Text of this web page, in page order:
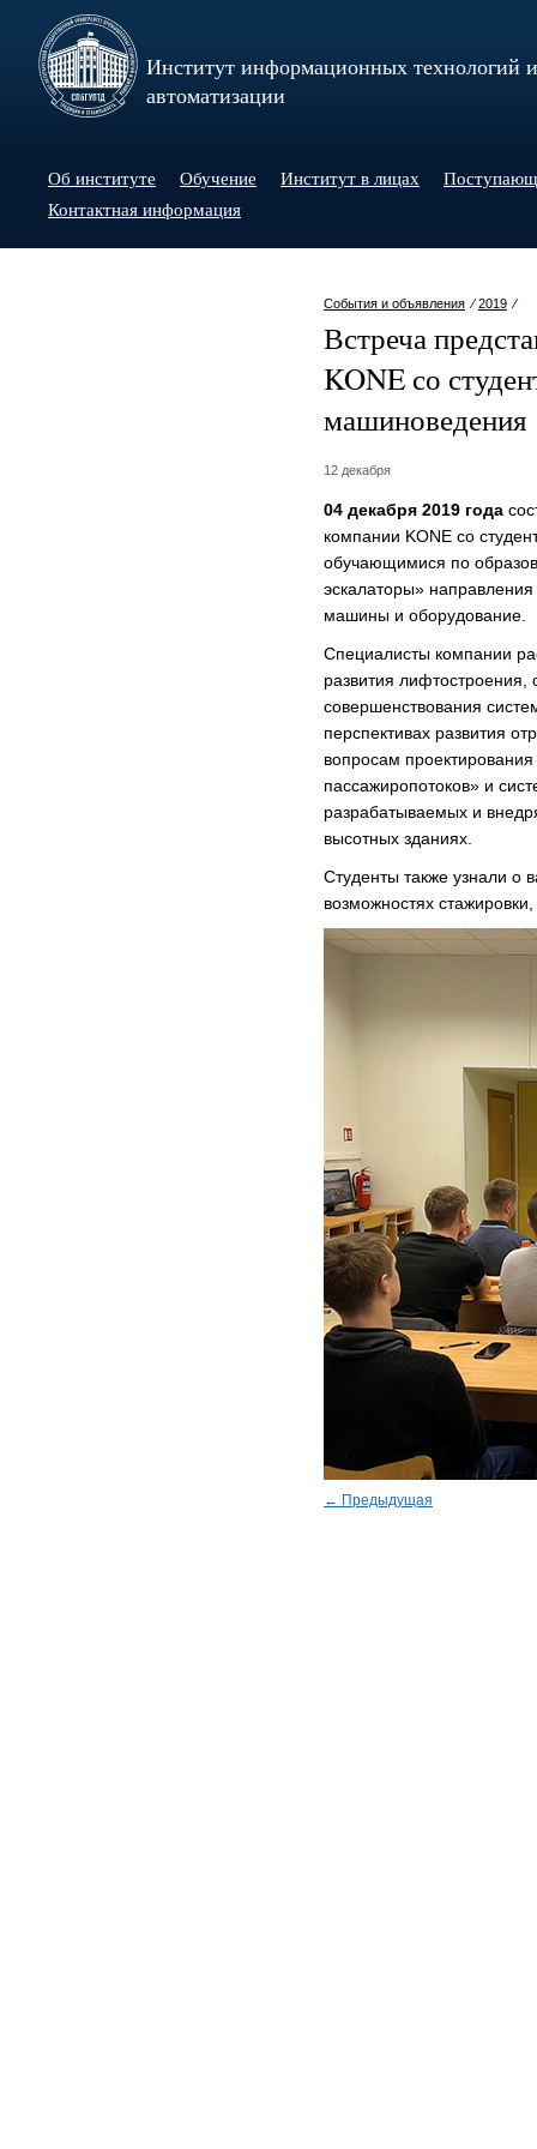
Институт информационных технологий и
автоматизации
Об институте Обучение Институт в лицах
Контактная информация
События и объявления ⁄2019 ⁄
Встреча
KONE со
машиноведения
12 декабря
04 декабря 2019 года
компании KONE со
обучающимися по
эскалаторы»
машины и оборудование.
Специалисты компании
развития
совершенствования
перспективах развития
вопросам
пассажиропотоков» и
разрабатываемых и
высотных зданиях.
Студенты также узнали о
возможностях
← Предыдущая